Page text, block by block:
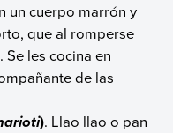
un cuerpo marrón y
que al romperse
les cocina en
de las
). Llao llao o pan